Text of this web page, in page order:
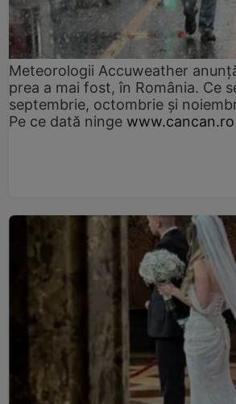
Meteorologii Accuweather
prea a mai fost, în România. Ce
septembrie, octombrie și
Pe ce dată ninge www.cancan.ro